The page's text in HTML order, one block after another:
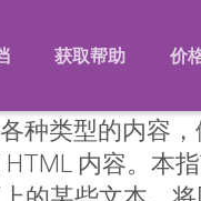
获取帮助 价
种类型的内容
内容。本